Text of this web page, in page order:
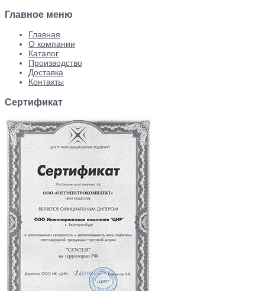
Главное меню
Главная
О компании
Каталог
Производство
Доставка
Контакты
Сертификат